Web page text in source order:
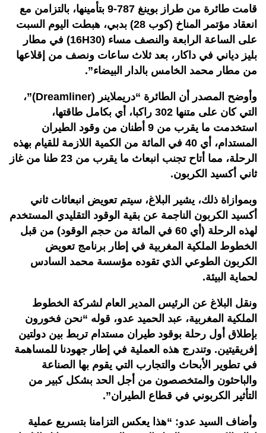
قامت طائرة من طراز بوينغ 787-9 بتأمينها، بالتزامن مع
انعقاد مؤتمر المناخ (كوب 28) بدبي، هبطت اليوم السبت
على الساعة الرابعة والنصف مساء (16H30) في مطار
بليز دياني في داكار، بعد ثلاث ساعات ونصف من إقلاعها
من مطار محمد الخامس بالدار البيضاء”.
وأوضح المصدر أن الطائرة “دريملاينر (Dreamliner)”،
التي كان على متنها 302 راكبا، أي بكامل طاقتها،
استخدمت ما يقرب من 9 أطنان من وقود الطيران
المستدام، أي 40 في المائة من الكمية اللازمة للقيام بهذه
الرحلة، مما أتاح تجنب انبعاث ما يقرب من 23 طنا من غاز
ثاني أكسيد الكربون.
وبموازاة ذلك، يشير البلاغ، سيتم تعويض انبعاثات ثاني
أكسيد الكربون الناجمة عن بقية الوقود التقليدي المستخدم
لهذه الرحلة (أي 60 في المائة من حجم الوقود) من قبل
الخطوط الملكية المغربية في إطار برنامج تعويض
الكربون الطوعي الذي تقوده مؤسسة محمد السادس
لحماية البيئة.
ونقل البلاغ عن الرئيس المدير العام لشركة الخطوط
الملكية المغربية، عبد الحميد عدو، قوله “نحن فخورون
بإطلاق أول رحلة بوقود طيران مستدام تربط بين دولتين
إفريقيتين. وتندرج هذه العملية في إطار جهودنا للمساهمة
في تطوير الأبحاث والتجارب التي يقوم بها الصناعة
والباحثون والمتخصصون من أجل الحد بشكل كبير من
التأثير الكربوني في قطاع الطيران”.
وأضاف السيد عدو: “هذا يعكس التزامنا بتسريع عملية